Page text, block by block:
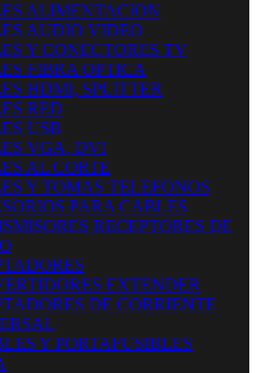
ALIMENTACION
AUDIO VIDEO
Y CONECTORES TV
FIBRA OPTICA
HDMI, SPLITTER
RED
USB
VGA, DVI
AL CORTE
Y TOMAS TELEFONOS
PARA CABLES
RECEPTORES DE
EXTENDER
DE CORRIENTE
Y PORTAFUSIBLES